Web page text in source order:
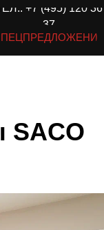
+7 (495) 120 36
37
SACO